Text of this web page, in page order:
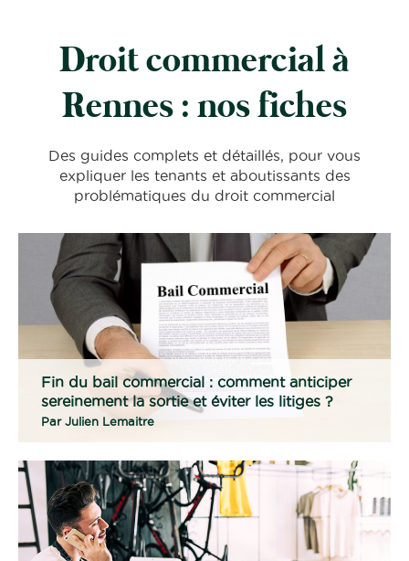
Droit commercial à
Rennes : nos fiches
Des guides complets et détaillés, pour vous
expliquer les tenants et aboutissants des
problématiques du droit commercial
Fin du bail commercial : comment anticiper
sereinement la sortie et éviter les litiges ?
Par Julien Lemaitre